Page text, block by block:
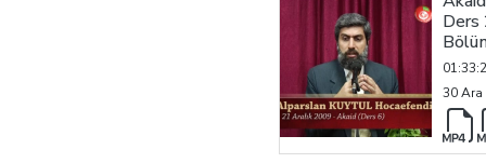
Ders
30 Ara